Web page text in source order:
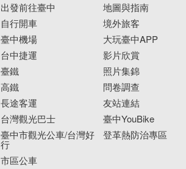
出發前往臺中
自行開車
臺中機場
台中捷運
臺鐵
高鐵
長途客運
台灣觀光巴士
臺中市觀光公車/台灣好
行
市區公車
地圖與指南
境外旅客
大玩臺中APP
影片欣賞
照片集錦
問卷調查
友站連結
臺中YouBike
登革熱防治專區